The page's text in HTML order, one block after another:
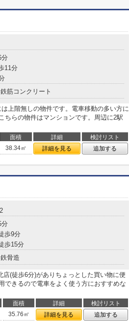
分
11分
鉄筋コンクリート
上階無しの物件です。電車移動の多い方に
ちらの物件はマンションです。周辺に2駅
面積 詳細
検討リスト
38.34㎡ 詳細を見る 追加する
分
歩9分
歩15分
鉄骨造
(徒歩6分)がありちょっとした買い物に便
できるので電車をよく使う方におすすめな
面積 詳細
検討リスト
35.76㎡ 詳細を見る 追加する